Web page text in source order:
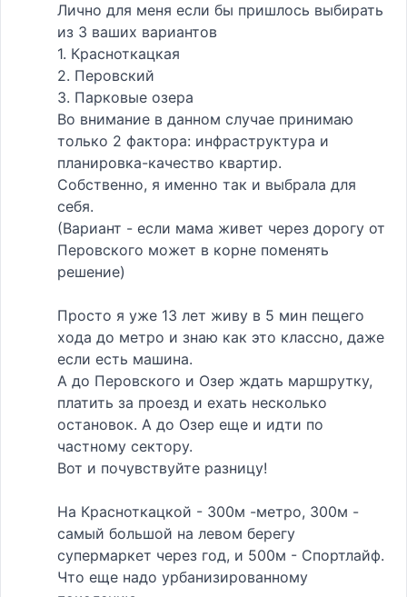
Лично для меня если бы пришлось выбирать
из 3 ваших вариантов
1. Красноткацкая
2. Перовский
3. Парковые озера
Во внимание в данном случае принимаю
только 2 фактора: инфраструктура и
планировка-качество квартир.
Собственно, я именно так и выбрала для
себя.
(Вариант - если мама живет через дорогу от
Перовского может в корне поменять
решение)
Просто я уже 13 лет живу в 5 мин пещего
хода до метро и знаю как это классно, даже
если есть машина.
А до Перовского и Озер ждать маршрутку,
платить за проезд и ехать несколько
остановок. А до Озер еще и идти по
частному сектору.
Вот и почувствуйте разницу!
На Красноткацкой - 300м -метро, 300м -
самый большой на левом берегу
супермаркет через год, и 500м - Спортлайф.
Что еще надо урбанизированному